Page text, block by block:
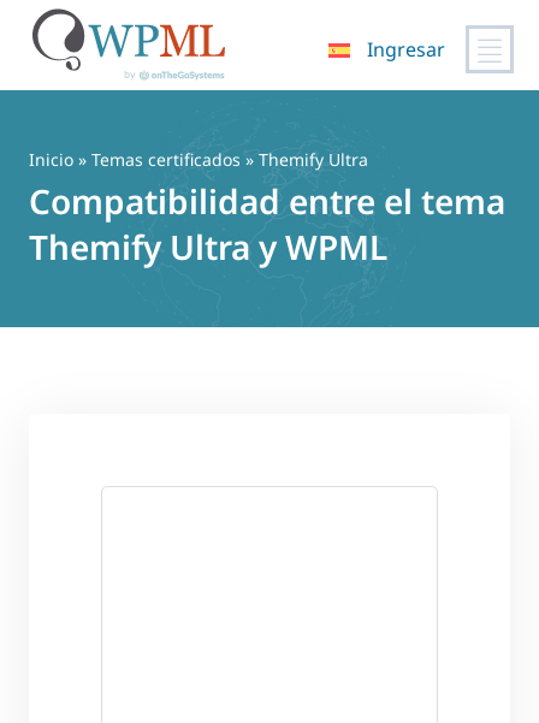
contenido
Ingresar
Inicio » Temas certificados » Themify Ultra
Compatibilidad entre el tema
Themify Ultra y WPML